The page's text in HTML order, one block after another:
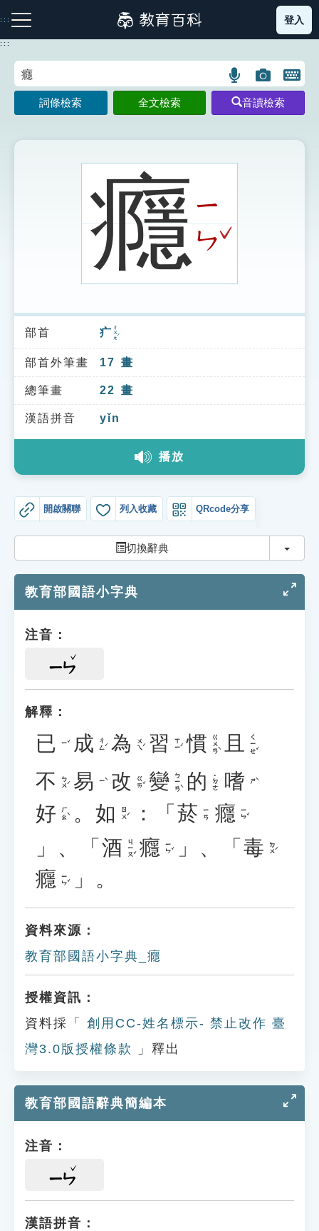
到
主
:::
注音索引圖示 筆畫索引圖示 部首索引表圖示
索引選單
知識索引
單字索引
生命大百科索引
登入
:::
語
言
搜
示
圖
片
搜
開
鍵
圖
詞條檢索 全文檢索 音讀檢索
癮ㄧ
ㄣ ˇ
部首 疒 ㄔㄨㄤˊ
部首外筆畫 17 畫
總筆畫 22 畫
漢語拼音 yǐn
播放
開啟關聯 列入收藏 QRcode分享
切換辭典 切換
教育部國語小字典
注音：
ㄧㄣ
解釋：
已 ㄧˇ 成 ㄔㄥˊ 為 ㄨㄟˊ 習 ㄒㄧˊ 慣 ㄍㄨㄢˋ 且 ㄑㄧㄝˇ
不 ㄅㄨˊ 易 ㄧˋ 改 ㄍㄞˇ 變 ㄅㄧㄢˋ 的 ˙ㄉㄜ 嗜 ㄕˋ
好 ㄏㄠˋ 。 如 ㄖㄨˊ ：「 菸 ㄧㄢ 癮 ㄧㄣˇ
」、「 酒 ㄐㄧㄡˇ 癮 ㄧㄣˇ 」、「 毒 ㄉㄨˊ
癮 ㄧㄣˇ 」。
資料來源：
教育部國語小字典_癮
授權資訊：
資料採「
創用CC-姓名標示- 禁止改作 臺
灣3.0版授權條款
」釋出
教育部國語辭典簡編本
注音：
ㄧㄣ
漢語拼音：